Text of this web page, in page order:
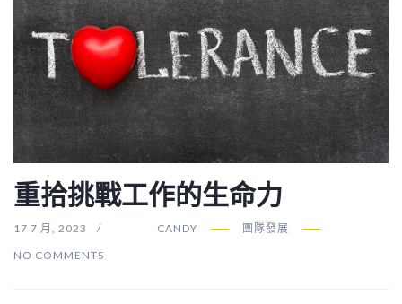
重拾挑戰工作的生命力
17 7 月, 2023 CANDY
團隊發展
NO COMMENTS